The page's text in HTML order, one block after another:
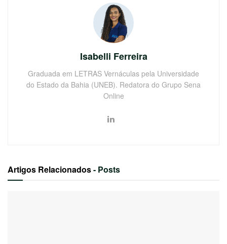
Isabelli Ferreira
Graduada em LETRAS Vernáculas pela Universidade
do Estado da Bahia (UNEB). Redatora do Grupo Sena
Online
Artigos Relacionados- Posts